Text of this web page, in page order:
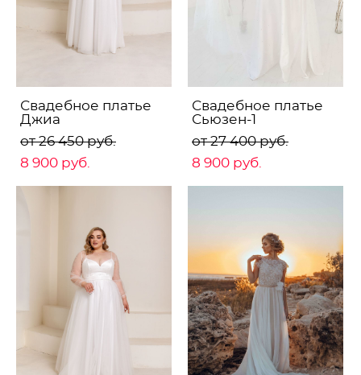
Свадебное платье
Джиа
от 26 450 pуб.
8 900 pуб.
Свадебное платье
Сьюзен-1
от 27 400 pуб.
8 900 pуб.